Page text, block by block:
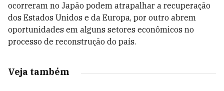
ocorreram no Japão podem atrapalhar a recuperação
dos Estados Unidos e da Europa, por outro abrem
oportunidades em alguns setores econômicos no
processo de reconstrução do país.
Veja também